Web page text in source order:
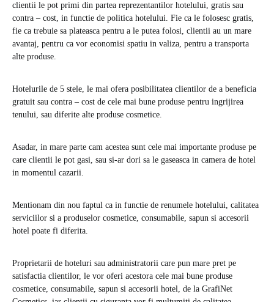
clientii le pot primi din partea reprezentantilor hotelului, gratis sau
contra – cost, in functie de politica hotelului. Fie ca le folosesc gratis,
fie ca trebuie sa plateasca pentru a le putea folosi, clientii au un mare
avantaj, pentru ca vor economisi spatiu in valiza, pentru a transporta
alte produse.
Hotelurile de 5 stele, le mai ofera posibilitatea clientilor de a beneficia
gratuit sau contra – cost de cele mai bune produse pentru ingrijirea
tenului, sau diferite alte produse cosmetice.
Asadar, in mare parte cam acestea sunt cele mai importante produse pe
care clientii le pot gasi, sau si-ar dori sa le gaseasca in camera de hotel
in momentul cazarii.
Mentionam din nou faptul ca in functie de renumele hotelului, calitatea
serviciilor si a produselor cosmetice, consumabile, sapun si accesorii
hotel poate fi diferita.
Proprietarii de hoteluri sau administratorii care pun mare pret pe
satisfactia clientilor, le vor oferi acestora cele mai bune produse
cosmetice, consumabile, sapun si accesorii hotel, de la GrafiNet